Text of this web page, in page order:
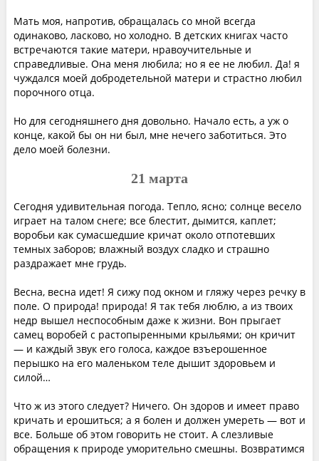
Мать моя, напротив, обращалась со мной всегда
одинаково, ласково, но холодно. В детских книгах часто
встречаются такие матери, нравоучительные и
справедливые. Она меня любила; но я ее не любил. Да! я
чуждался моей добродетельной матери и страстно любил
порочного отца.
Но для сегодняшнего дня довольно. Начало есть, а уж о
конце, какой бы он ни был, мне нечего заботиться. Это
дело моей болезни.
21 марта
Сегодня удивительная погода. Тепло, ясно; солнце весело
играет на талом снеге; все блестит, дымится, каплет;
воробьи как сумасшедшие кричат около отпотевших
темных заборов; влажный воздух сладко и страшно
раздражает мне грудь.
Весна, весна идет! Я сижу под окном и гляжу через речку в
поле. О природа! природа! Я так тебя люблю, а из твоих
недр вышел неспособным даже к жизни. Вон прыгает
самец воробей с растопыренными крыльями; он кричит
— и каждый звук его голоса, каждое взъерошенное
перышко на его маленьком теле дышит здоровьем и
силой…
Что ж из этого следует? Ничего. Он здоров и имеет право
кричать и ерошиться; а я болен и должен умереть — вот и
все. Больше об этом говорить не стоит. А слезливые
обращения к природе уморительно смешны. Возвратимся